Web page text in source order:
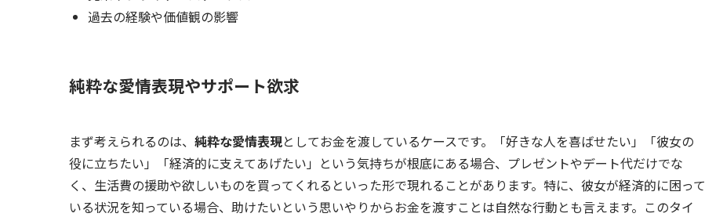
過去の経験や価値観の影響
純粋な愛情表現やサポート欲求
まず考えられるのは、 純粋な愛情表現としてお金を渡しているケースです。「好きな人を喜ばせたい」「彼女の
役に立ちたい」「経済的に支えてあげたい」という気持ちが根底にある場合、プレゼントやデート代だけでな
く、生活費の援助や欲しいものを買ってくれるといった形で現れることがあります。特に、彼女が経済的に困って
いる状況を知っている場合、助けたいという思いやりからお金を渡すことは自然な行動とも言えます。このタイ